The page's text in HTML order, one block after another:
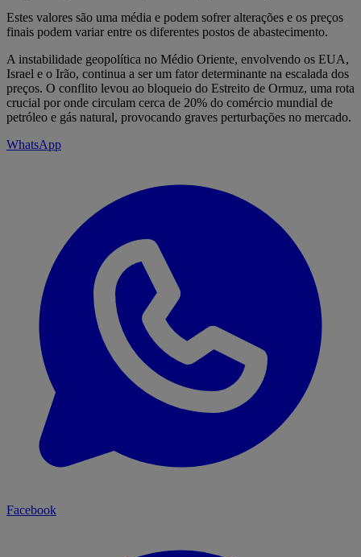
Estes valores são uma média e podem sofrer alterações e os preços
finais podem variar entre os diferentes postos de abastecimento.
A instabilidade geopolítica no Médio Oriente, envolvendo os EUA,
Israel e o Irão, continua a ser um fator determinante na escalada dos
preços. O conflito levou ao bloqueio do Estreito de Ormuz, uma rota
crucial por onde circulam cerca de 20% do comércio mundial de
petróleo e gás natural, provocando graves perturbações no mercado.
WhatsApp
Facebook